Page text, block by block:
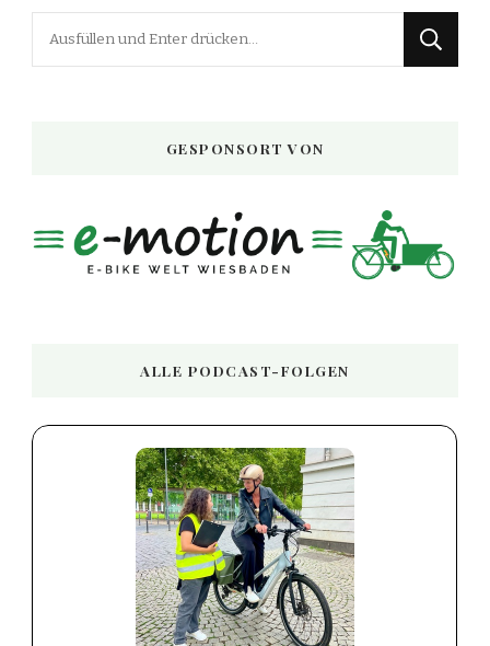
GESPONSORT VON
ALLE PODCAST-FOLGEN